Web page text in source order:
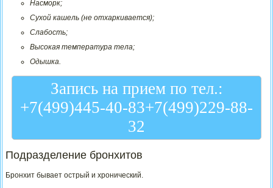
Насморк;
Сухой кашель (не отхаркивается);
Слабость;
Высокая температура тела;
Одышка.
Запись на прием по тел.:
+7(499)445-40-83+7(499)229-88-
32
Подразделение бронхитов
Бронхит бывает острый и хронический.